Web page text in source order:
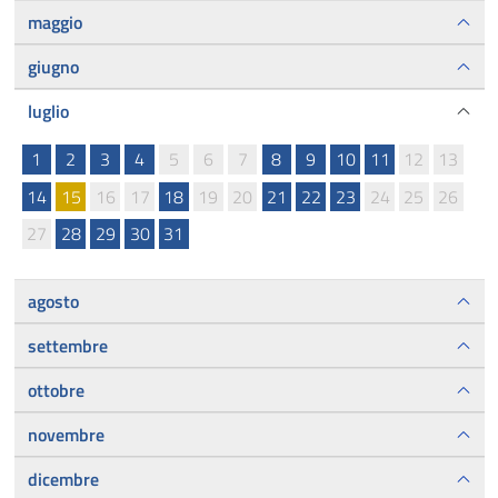
maggio
giugno
luglio
1
2 3 4 5 6 7 8 9 10 11 12
13
14
15 16 17 18 19 20 21 22 23 24 25
26
27
28 29 30 31
agosto
settembre
ottobre
novembre
dicembre